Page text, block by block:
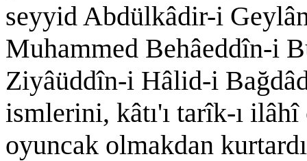
seyyid Abdülkâdir-i
Muhammed Behâeddîn-i
Ziyâüddîn-i Hâlid-i
ismlerini, kâtı'ı tarîk-ı
oyuncak olmakdan